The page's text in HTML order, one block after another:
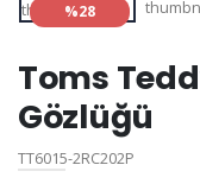
%28
Toms
Gözlüğü
TT6015-2RC202P